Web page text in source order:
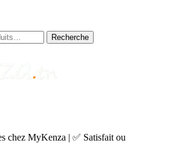
Recherche
chez MyKenza | ✅ Satisfait ou